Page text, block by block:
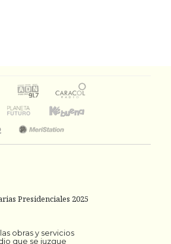
Presidenciales 2025
obras y servicios
que se juzgue